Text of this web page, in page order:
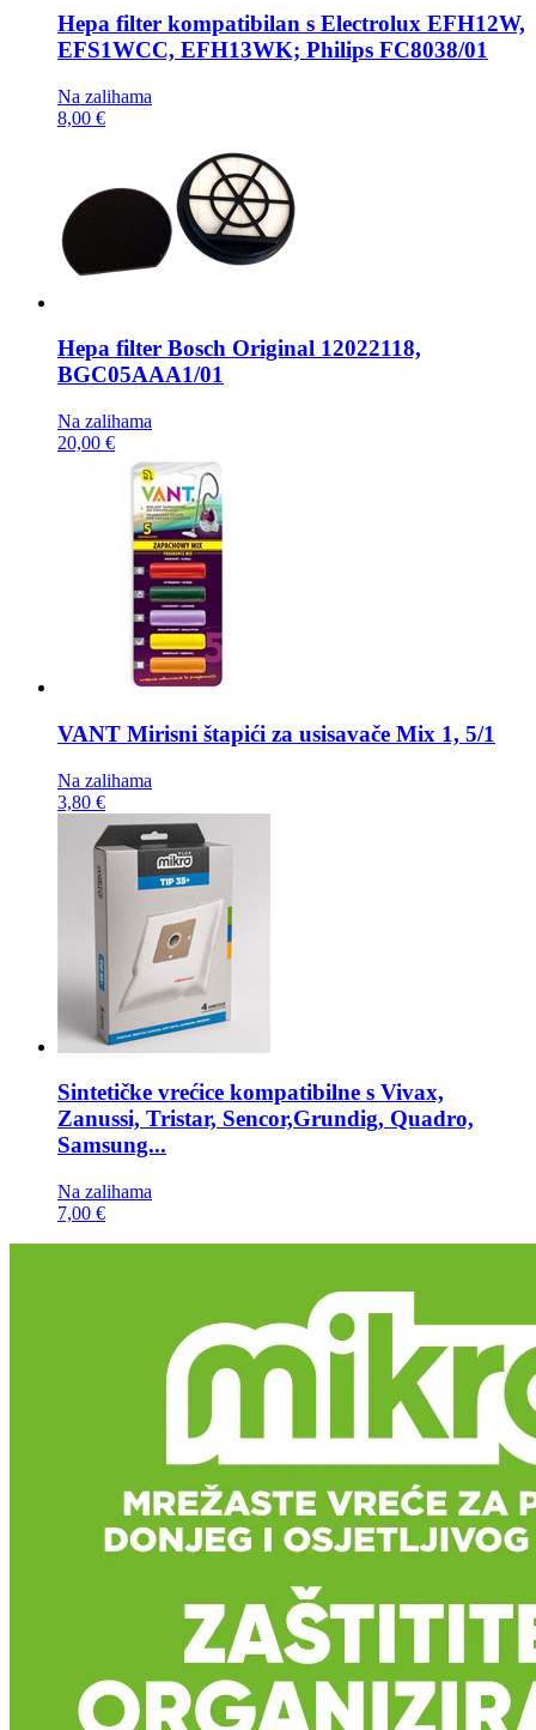
Hepa filter kompatibilan s Electrolux EFH12W,
EFS1WCC, EFH13WK; Philips FC8038/01
Na zalihama
8,00 €
Hepa filter Bosch Original 12022118,
BGC05AAA1/01
Na zalihama
20,00 €
VANT Mirisni štapići za usisavače Mix 1, 5/1
Na zalihama
3,80 €
Sintetičke vrećice kompatibilne s Vivax,
Zanussi, Tristar, Sencor,Grundig, Quadro,
Samsung...
Na zalihama
7,00 €